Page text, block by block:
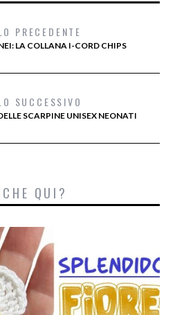
PRECEDENTE
LA COLLANA I-CORD CHIPS
SUCCESSIVO
SCARPINE UNISEX NEONATI
QUI?